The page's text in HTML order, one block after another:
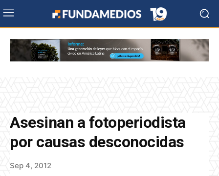
Asesinan a fotoperiodista
por causas desconocidas
Sep 4, 2012